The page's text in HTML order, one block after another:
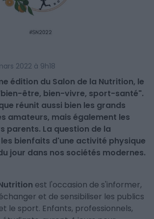
2022 à 9h18
édition du Salon de la Nutrition, le
être, bien-vivre, sport-santé".
réunit aussi bien les grands
amateurs, mais également les
parents. La question de la
bienfaits d'une activité physique
jour dans nos sociétés modernes.
est l'occasion de s'informer,
et de sensibiliser les publics
le sport. Enfants, professionnels,